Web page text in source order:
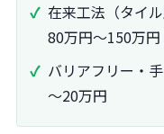
在来工法（タイ
80万円～150万円
バリアフリー・
～20万円